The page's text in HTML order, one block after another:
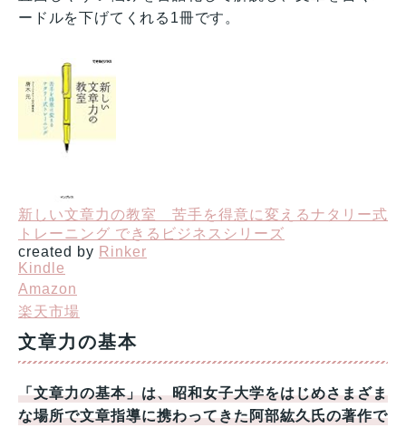
ードルを下げてくれる1冊です。
新しい文章力の教室 苦手を得意に変えるナタリー式
トレーニング できるビジネスシリーズ
created by Rinker
Kindle
Amazon
楽天市場
文章力の基本
「文章力の基本」は、昭和女子大学をはじめさまざま
な場所で文章指導に携わってきた阿部紘久氏の著作で